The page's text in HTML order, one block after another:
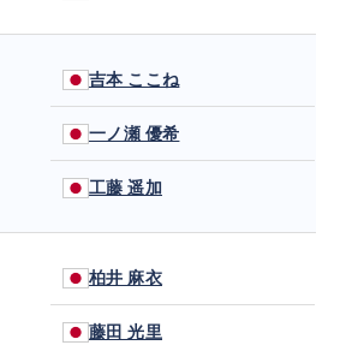
吉本 ここね
一ノ瀬 優希
工藤 遥加
柏井 麻衣
藤田 光里